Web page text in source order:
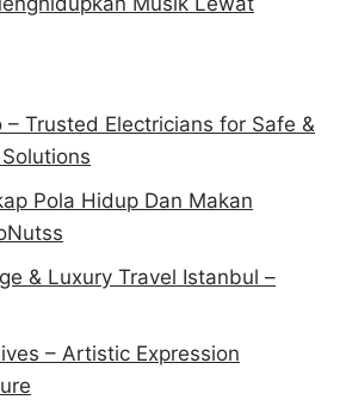
– Trusted Electricians for Safe &
Pola Hidup Dan Makan
& Luxury Travel Istanbul –
– Artistic Expression